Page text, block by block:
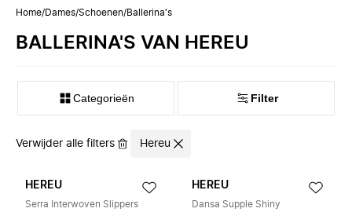
Home/Dames/Schoenen/Ballerina's
BALLERINA'S VAN HEREU
Categorieën Filter
Verwijder alle filters Hereu
HEREU
Serra Interwoven Slippers
HEREU
Dansa Supple Shiny